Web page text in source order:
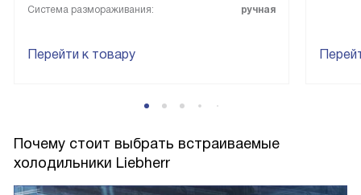
Система размораживания:
ручная
Перейти к товару
Почему стоит выбрать встраиваемые
холодильники Liebherr